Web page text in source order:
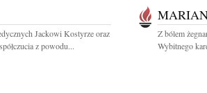
Jackowi Kostyrze oraz
z powodu...
Z bólem
Wybitnego